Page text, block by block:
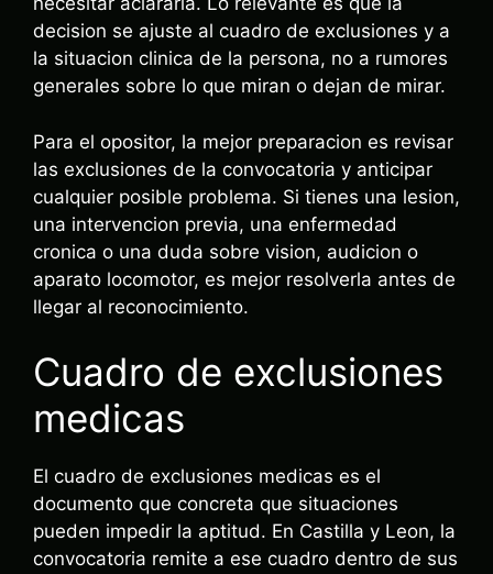
decision se ajuste al cuadro de exclusiones y a
la situacion clinica de la persona, no a rumores
generales sobre lo que miran o dejan de mirar.
Para el opositor, la mejor preparacion es revisar
las exclusiones de la convocatoria y anticipar
cualquier posible problema. Si tienes una lesion,
una intervencion previa, una enfermedad
cronica o una duda sobre vision, audicion o
aparato locomotor, es mejor resolverla antes de
llegar al reconocimiento.
Cuadro de exclusiones
medicas
El cuadro de exclusiones medicas es el
documento que concreta que situaciones
pueden impedir la aptitud. En Castilla y Leon, la
convocatoria remite a ese cuadro dentro de sus